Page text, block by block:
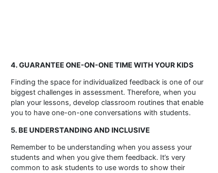
4. GUARANTEE ONE-ON-ONE TIME WITH YOUR KIDS
Finding the space for individualized feedback is one of our
biggest challenges in assessment. Therefore, when you
plan your lessons, develop classroom routines that enable
you to have one-on-one conversations with students.
5. BE UNDERSTANDING AND INCLUSIVE
Remember to be understanding when you assess your
students and when you give them feedback. It’s very
common to ask students to use words to show their